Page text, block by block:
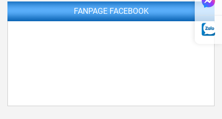
FANPAGE FACEBOOK